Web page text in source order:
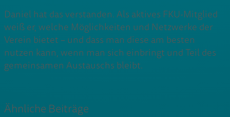
Daniel hat das verstanden. Als aktives FKU-Mitglied
weiß er, welche Möglichkeiten und Netzwerke der
Verein bietet – und dass man diese am besten
nutzen kann, wenn man sich einbringt und Teil des
gemeinsamen Austauschs bleibt.
Ähnliche Beiträge